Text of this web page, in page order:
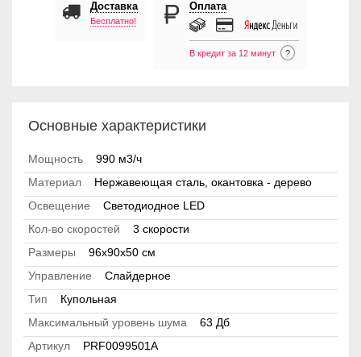
Доставка
Бесплатно!
Оплата
В кредит за 12 минут ?
Основные характеристики
Мощность
990 м3/ч
Материал
Нержавеющая сталь, окантовка - дерево
Освещение
Светодиодное LED
Кол-во скоростей
3 скорости
Размеры
96х90х50 см
Управление
Слайдерное
Тип
Купольная
Максимальный уровень шума
63 Дб
Артикул
PRF0099501A